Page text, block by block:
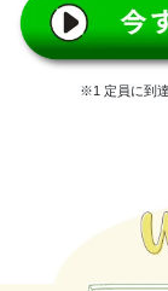
※1 定員に到